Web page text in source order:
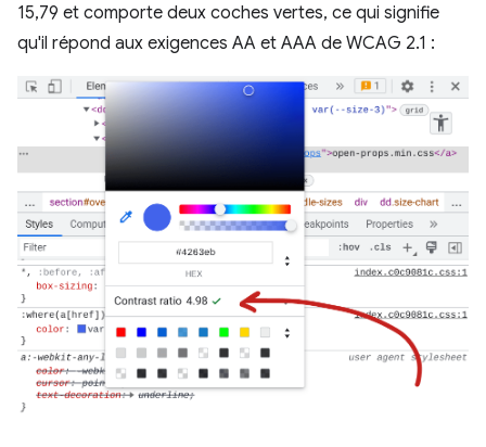
15,79 et comporte deux coches vertes, ce qui signifie
qu'il répond aux exigences AA et AAA de WCAG 2.1 :